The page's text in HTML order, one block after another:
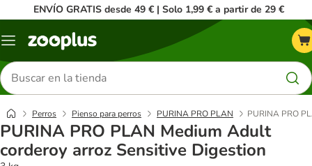
ENVÍO GRATIS desde 49 € | Solo 1,99 € a partir de 29 €
Menú
Buscar
productos
Perros Pienso para perros PURINA PRO PLAN PURINA PRO
PURINA PRO PLAN Medium Adult
corderoy arroz Sensitive Digestion